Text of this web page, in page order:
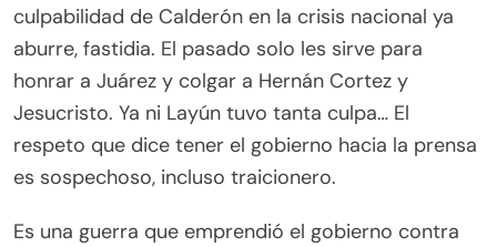
culpabilidad de Calderón en la crisis nacional ya
aburre, fastidia. El pasado solo les sirve para
honrar a Juárez y colgar a Hernán Cortez y
Jesucristo. Ya ni Layún tuvo tanta culpa… El
respeto que dice tener el gobierno hacia la prensa
es sospechoso, incluso traicionero.
Es una guerra que emprendió el gobierno contra